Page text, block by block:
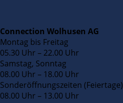
Connection Wolhusen AG
Montag bis Freitag
05.30 Uhr – 22.00 Uhr
Samstag, Sonntag
08.00 Uhr – 18.00 Uhr
Sonderöffnungszeiten (Feiertage)
08.00 Uhr – 13.00 Uhr